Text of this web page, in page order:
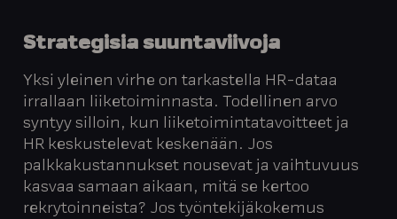
Strategisia suuntaviivoja
Yksi yleinen virhe on tarkastella HR-dataa
irrallaan liiketoiminnasta. Todellinen arvo
syntyy silloin, kun liiketoimintatavoitteet ja
HR keskustelevat keskenään. Jos
palkkakustannukset nousevat ja vaihtuvuus
kasvaa samaan aikaan, mitä se kertoo
rekrytoinneista? Jos työntekijäkokemus